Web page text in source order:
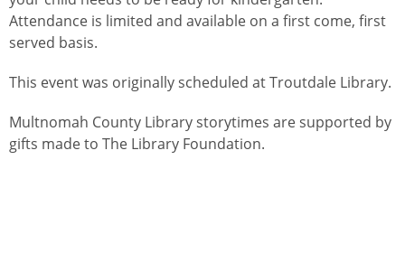
Attendance is limited and available on a first come, first
served basis.
This event was originally scheduled at Troutdale Library.
Multnomah County Library storytimes are supported by
gifts made to The Library Foundation.